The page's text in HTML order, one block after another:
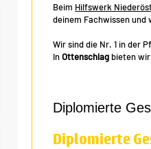
Beim Hilfswerk
deinem Fachwissen
Wir sind die Nr. 1 in der
InOttenschlag bieten
Diplomierte
Diplomierte